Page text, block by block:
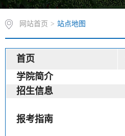
网站首页 > 站点地图
首页
学院简介
招生信息
报考指南